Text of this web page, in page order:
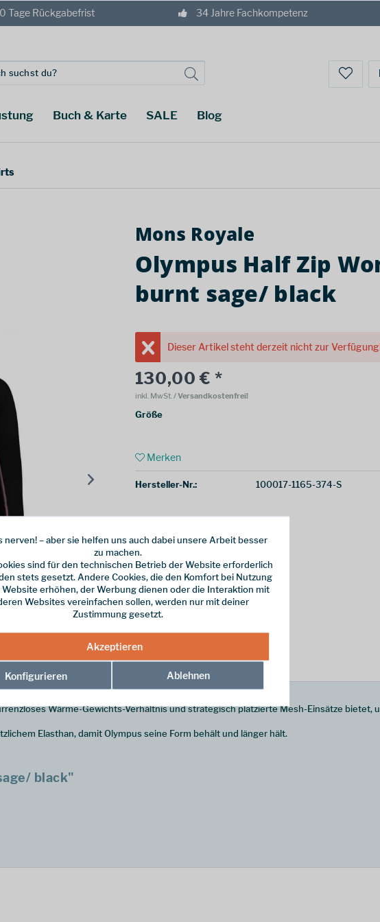
Tage Rückgabefrist 34 Jahre Fachkompetenz
Buch & Karte SALE Blog
Mons Royale
Olympus Half Zip
burnt sage/ black
Dieser Artikel steht derzeit nicht zur
130,00 € *
inkl. MwSt./ Versandkostenfrei!
Größe
Merken
Hersteller-Nr.: 100017-1165-374-S
Wärme-Gewichts-Verhältnis und strategisch platzierte Mesh-Einsätze bietet,
Elasthan, damit Olympus seine Form behält und länger hält.
black"
nerven! – aber sie helfen uns auch dabei unsere Arbeit besser
zu machen.
sind für den technischen Betrieb der Website erforderlich
stets gesetzt. Andere Cookies, die den Komfort bei Nutzung
erhöhen, der Werbung dienen oder die Interaktion mit
Websites vereinfachen sollen, werden nur mit deiner
Zustimmung gesetzt.
Akzeptieren
Konfigurieren Ablehnen